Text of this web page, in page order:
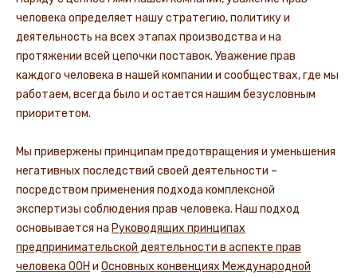
человека определяет нашу стратегию, политику и
деятельность на всех этапах производства и на
протяжении всей цепочки поставок. Уважение прав
каждого человека в нашей компании и сообществах, где мы
работаем, всегда было и остается нашим безусловным
приоритетом.
Мы привержены принципам предотвращения и уменьшения
негативных последствий своей деятельности –
посредством применения подхода комплексной
экспертизы соблюдения прав человека. Наш подход
основывается на Руководящих принципах
предпринимательской деятельности в аспекте прав
человека ООН и Основных конвенциях Международной